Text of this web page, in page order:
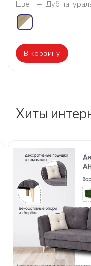
Цвет — Дуб
В корзину
Хиты